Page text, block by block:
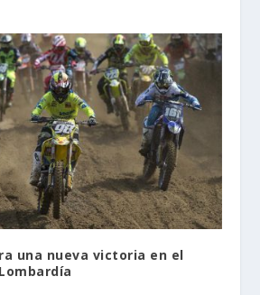
una nueva victoria en el